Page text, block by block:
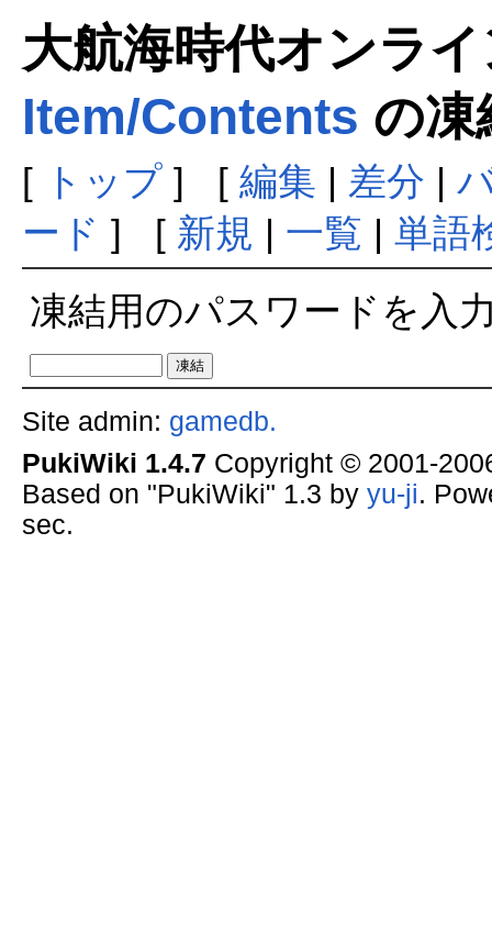
大航海時代オンラ
Item/Contents の凍
[ トップ] [ 編集 | 差分 |
ード ] [ 新規 | 一覧 | 単語
凍結用のパスワードを入
Site admin: gamedb.
PukiWiki 1.4.7 Copyright © 2001-
Based on "PukiWiki" 1.3 by yu-ji.
sec.